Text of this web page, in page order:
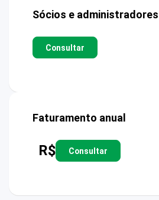
Sócios e
Consultar
Faturamento anual
R$ Consultar